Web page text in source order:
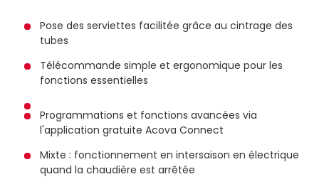
Pose des serviettes facilitée grâce au cintrage des
tubes
Télécommande simple et ergonomique pour les
fonctions essentielles
Programmations et fonctions avancées via
l'application gratuite Acova Connect
Mixte : fonctionnement en intersaison en électrique
quand la chaudière est arrêtée